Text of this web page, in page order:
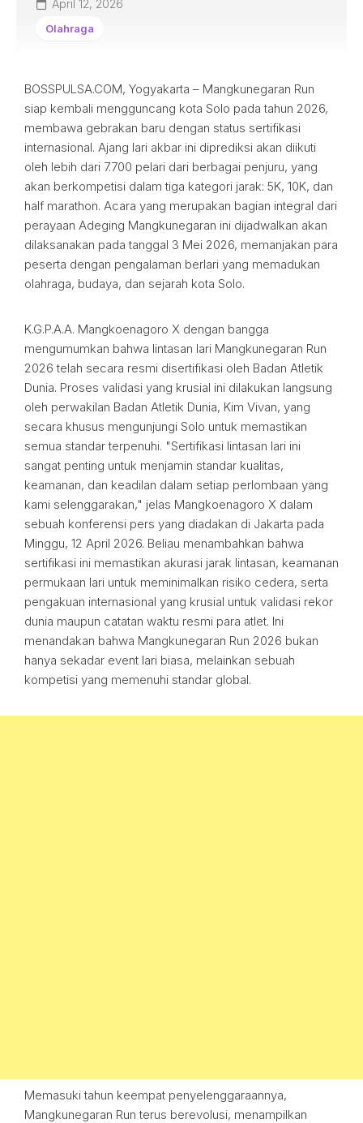
April 12, 2026
Olahraga
BOSSPULSA.COM, Yogyakarta – Mangkunegaran Run
siap kembali mengguncang kota Solo pada tahun 2026,
membawa gebrakan baru dengan status sertifikasi
internasional. Ajang lari akbar ini diprediksi akan diikuti
oleh lebih dari 7.700 pelari dari berbagai penjuru, yang
akan berkompetisi dalam tiga kategori jarak: 5K, 10K, dan
half marathon. Acara yang merupakan bagian integral dari
perayaan Adeging Mangkunegaran ini dijadwalkan akan
dilaksanakan pada tanggal 3 Mei 2026, memanjakan para
peserta dengan pengalaman berlari yang memadukan
olahraga, budaya, dan sejarah kota Solo.
K.G.P.A.A. Mangkoenagoro X dengan bangga
mengumumkan bahwa lintasan lari Mangkunegaran Run
2026 telah secara resmi disertifikasi oleh Badan Atletik
Dunia. Proses validasi yang krusial ini dilakukan langsung
oleh perwakilan Badan Atletik Dunia, Kim Vivan, yang
secara khusus mengunjungi Solo untuk memastikan
semua standar terpenuhi. "Sertifikasi lintasan lari ini
sangat penting untuk menjamin standar kualitas,
keamanan, dan keadilan dalam setiap perlombaan yang
kami selenggarakan," jelas Mangkoenagoro X dalam
sebuah konferensi pers yang diadakan di Jakarta pada
Minggu, 12 April 2026. Beliau menambahkan bahwa
sertifikasi ini memastikan akurasi jarak lintasan, keamanan
permukaan lari untuk meminimalkan risiko cedera, serta
pengakuan internasional yang krusial untuk validasi rekor
dunia maupun catatan waktu resmi para atlet. Ini
menandakan bahwa Mangkunegaran Run 2026 bukan
hanya sekadar event lari biasa, melainkan sebuah
kompetisi yang memenuhi standar global.
Memasuki tahun keempat penyelenggaraannya,
Mangkunegaran Run terus berevolusi, menampilkan